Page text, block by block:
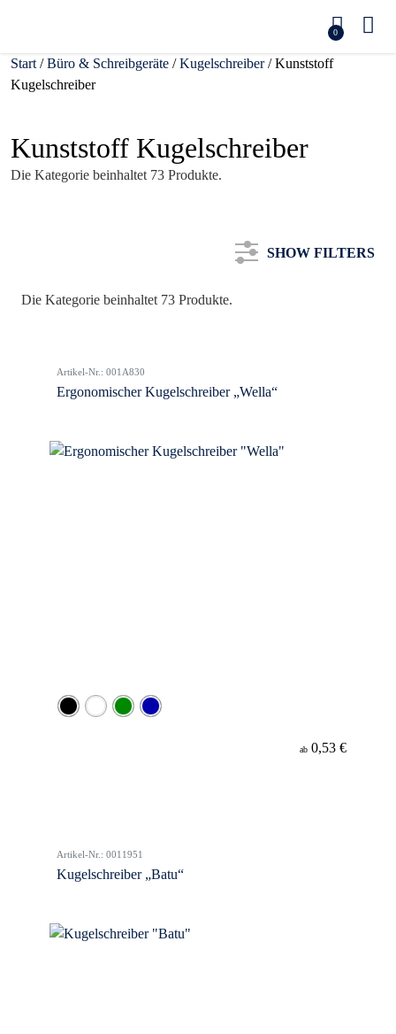
0
Start /Büro & Schreibgeräte /Kugelschreiber/ Kunststoff
Kugelschreiber
Kunststoff Kugelschreiber
Die Kategorie beinhaltet 73 Produkte.
SHOW FILTERS
Farbe
Die Kategorie beinhaltet 73 Produkte.
Artikel-Nr.: 001A830
Ergonomischer Kugelschreiber „Wella“
ab 0,53 €
Artikel-Nr.: 0011951
Kugelschreiber „Batu“